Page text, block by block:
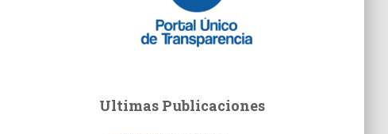
Ultimas Publicaciones